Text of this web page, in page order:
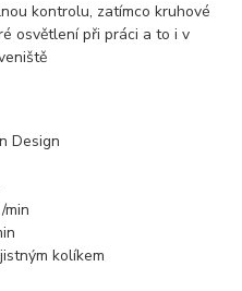
kontrolu, zatímco kruhové
osvětlení při práci a to i v
Design
kolíkem